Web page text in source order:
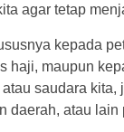
agar tetap
kepada
haji, maupun
saudara
daerah, atau lain